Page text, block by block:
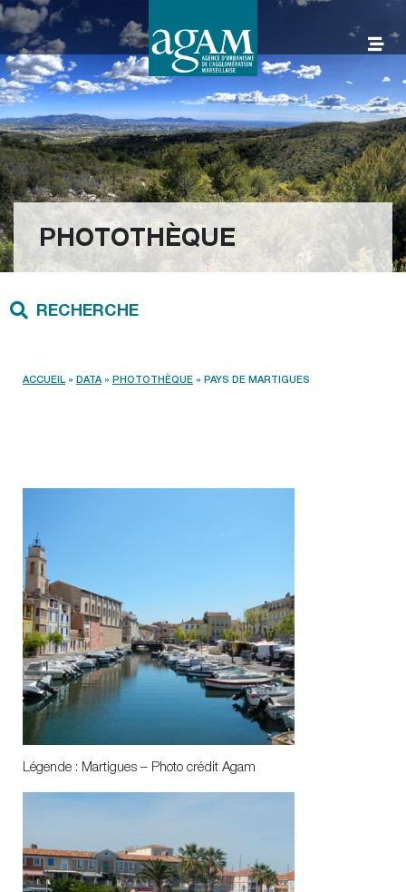
Aller
au
contenu
AGAM
PHOTOTHÈQUE
RECHERCHE
ACCUEIL » DATA» PHOTOTHÈQUE » PAYS DE MARTIGUES
Légende : Martigues – Photo crédit Agam